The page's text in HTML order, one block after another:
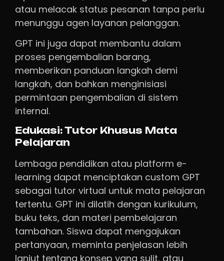
atau melacak status pesanan tanpa perlu
menunggu agen layanan pelanggan.
GPT ini juga dapat membantu dalam
proses pengembalian barang,
memberikan panduan langkah demi
langkah, dan bahkan menginisiasi
permintaan pengembalian di sistem
internal.
Edukasi: Tutor Khusus Mata
Pelajaran
Lembaga pendidikan atau platform e-
learning dapat menciptakan custom GPT
sebagai tutor virtual untuk mata pelajaran
tertentu. GPT ini dilatih dengan kurikulum,
buku teks, dan materi pembelajaran
tambahan. Siswa dapat mengajukan
pertanyaan, meminta penjelasan lebih
lanjut tentang konsep yang sulit, atau